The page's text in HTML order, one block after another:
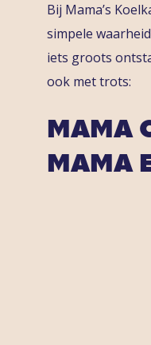
Bij Mama’s
simpele
iets groots
ook met trots:
MAMA
MAMA